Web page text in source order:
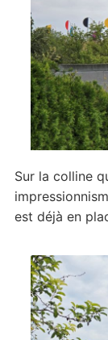
Sur la colline
est déjà en